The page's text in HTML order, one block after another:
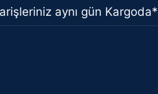
aynı gün Kargoda*